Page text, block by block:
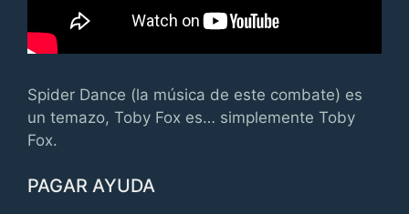
Spider Dance (la música de este combate) es
un temazo, Toby Fox es… simplemente Toby
Fox.
PAGAR AYUDA